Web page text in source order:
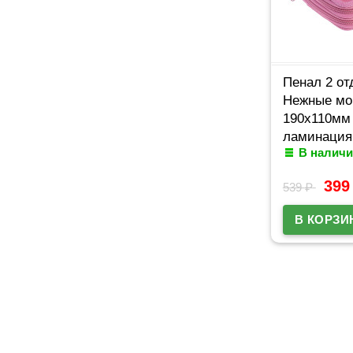
Пенал 2
Нежные
190х110мм
В
539₽